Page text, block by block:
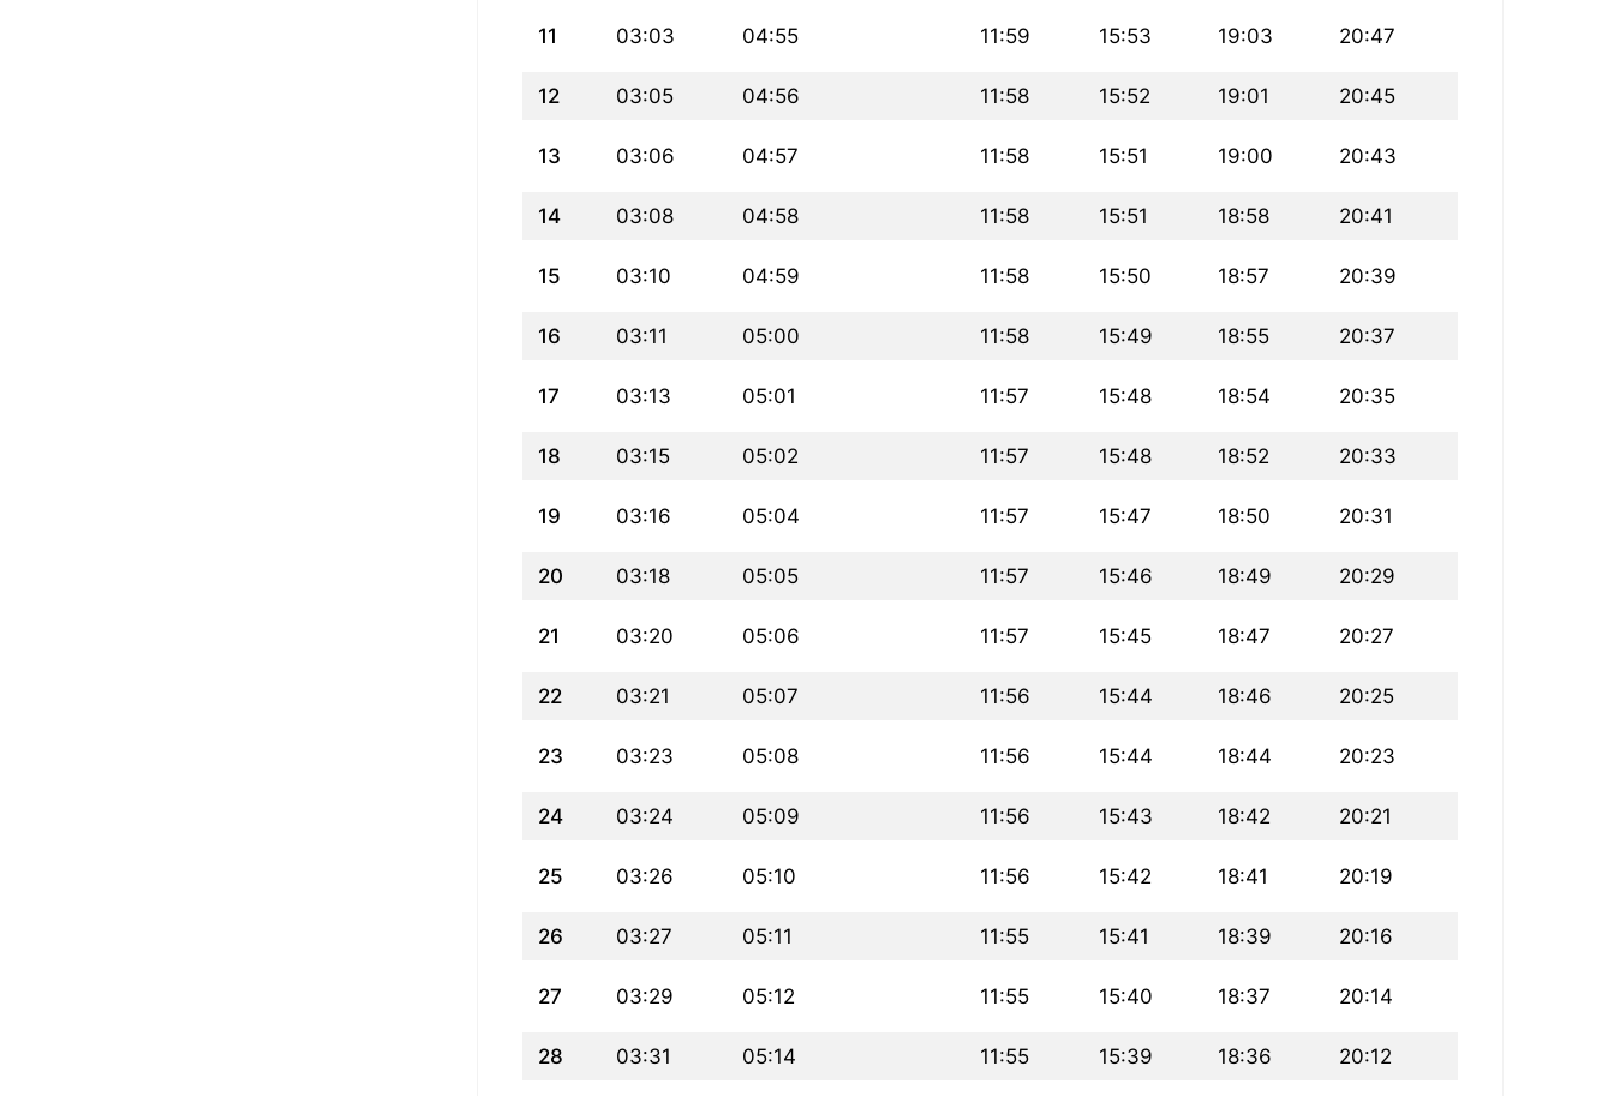
11 03:03 04:55 11:59 15:53 19:03 20:47
12 03:05 04:56 11:58 15:52 19:01 20:45
13 03:06 04:57 11:58 15:51 19:00 20:43
14 03:08 04:58 11:58 15:51 18:58 20:41
15 03:10 04:59 11:58 15:50 18:57 20:39
16 03:11 05:00 11:58 15:49 18:55 20:37
17 03:13 05:01 11:57 15:48 18:54 20:35
18 03:15 05:02 11:57 15:48 18:52 20:33
19 03:16 05:04 11:57 15:47 18:50 20:31
20 03:18 05:05 11:57 15:46 18:49 20:29
21 03:20 05:06 11:57 15:45 18:47 20:27
22 03:21 05:07 11:56 15:44 18:46 20:25
23 03:23 05:08 11:56 15:44 18:44 20:23
24 03:24 05:09 11:56 15:43 18:42 20:21
25 03:26 05:10 11:56 15:42 18:41 20:19
26 03:27 05:11 11:55 15:41 18:39 20:16
27 03:29 05:12 11:55 15:40 18:37 20:14
28 03:31 05:14 11:55 15:39 18:36 20:12